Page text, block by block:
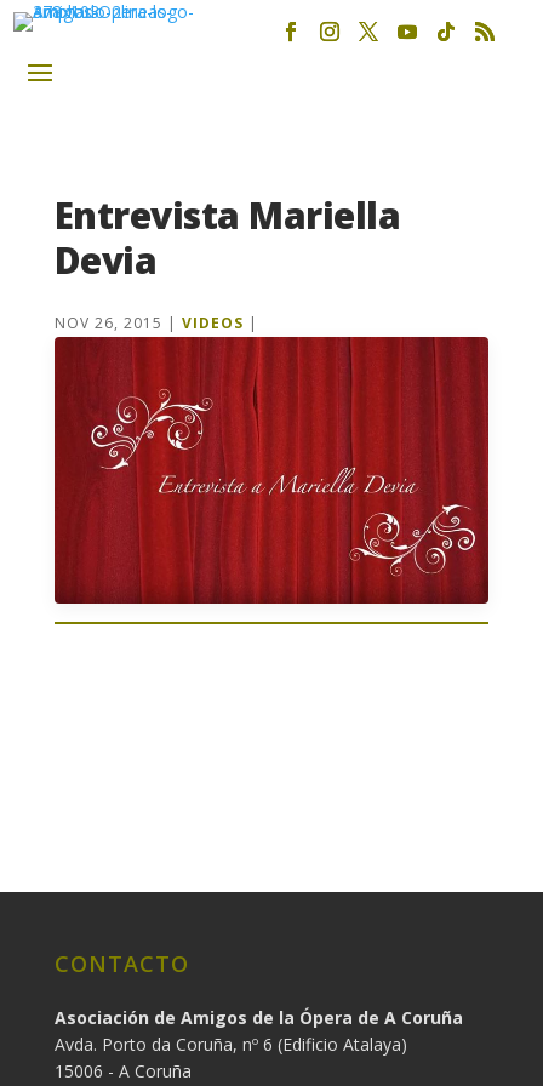
Entrevista Mariella
Devia
NOV 26, 2015 | VIDEOS |
CONTACTO
Asociación de Amigos de la Ópera de A Coruña
Avda. Porto da Coruña, nº 6 (Edificio Atalaya)
15006 - A Coruña